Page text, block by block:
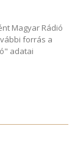
Magyar Rádió
forrás a
adatai